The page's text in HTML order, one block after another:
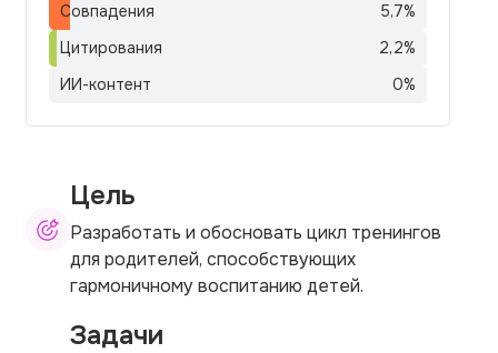
Совпадения
5,7%
Цитирования
2,2%
ИИ-контент
0%
Цель
Разработать и обосновать цикл тренингов
для родителей, способствующих
гармоничному воспитанию детей.
Задачи